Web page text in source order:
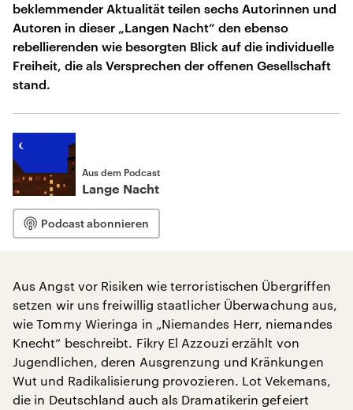
beklemmender Aktualität teilen sechs Autorinnen und
Autoren in dieser „Langen Nacht“ den ebenso
rebellierenden wie besorgten Blick auf die individuelle
Freiheit, die als Versprechen der offenen Gesellschaft
stand.
Aus dem Podcast
Lange Nacht
Podcast abonnieren
Aus Angst vor Risiken wie terroristischen Übergriffen
setzen wir uns freiwillig staatlicher Überwachung aus,
wie Tommy Wieringa in „Niemandes Herr, niemandes
Knecht“ beschreibt. Fikry El Azzouzi erzählt von
Jugendlichen, deren Ausgrenzung und Kränkungen
Wut und Radikalisierung provozieren. Lot Vekemans,
die in Deutschland auch als Dramatikerin gefeiert